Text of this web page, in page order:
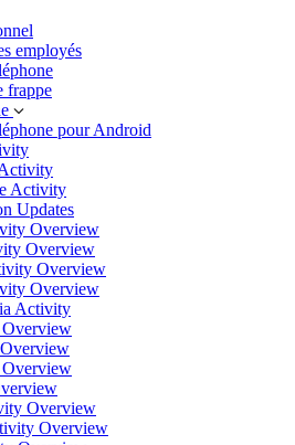
employés
frappe
pour Android
Activity
Updates
Overview
Overview
Overview
Overview
Activity
Overview
Overview